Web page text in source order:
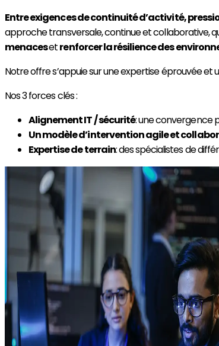
Entre exigences de continuité d’activité,
approche transversale, continue et collaborative,
menacesetrenforcer la résilience des
Notre offre s’appuie sur une expertise éprouvée
Nos 3 forces clés :
Alignement IT / sécurité: une convergence
Un modèle d’intervention agile et
Expertise de terrain: des spécialistes de